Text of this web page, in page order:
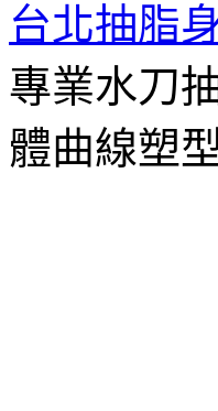
台北抽脂
專業水刀
體曲線塑